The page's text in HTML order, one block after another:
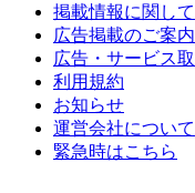
掲載情報に関して
広告掲載のご案内
広告・サービス
利用規約
お知らせ
運営会社について
緊急時はこちら